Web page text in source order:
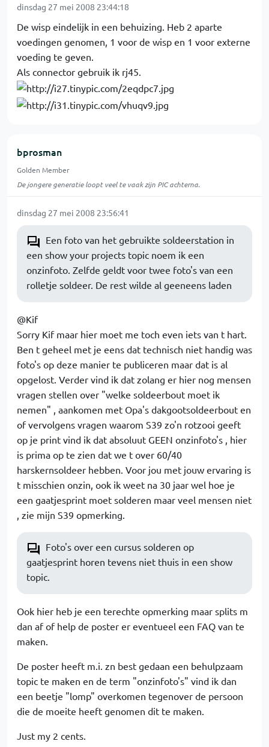
dinsdag 27 mei 2008 23:44:18
De wisp eindelijk in een behuizing. Heb 2 aparte
voedingen genomen, 1 voor de wisp en 1 voor externe
voeding te geven.
Als connector gebruik ik rj45.
bprosman
Golden Member
De jongere generatie loopt veel te vaak zijn PIC achterna.
dinsdag 27 mei 2008 23:56:41
Een foto van het gebruikte soldeerstation in
een show your projects topic noem ik een
onzinfoto. Zelfde geldt voor twee foto's van een
rolletje soldeer. De rest wilde al geeneens laden
@Kif
Sorry Kif maar hier moet me toch even iets van t hart.
Ben t geheel met je eens dat technisch niet handig was
foto's op deze manier te publiceren maar dat is al
opgelost. Verder vind ik dat zolang er hier nog mensen
vragen stellen over "welke soldeerbout moet ik
nemen" , aankomen met Opa's dakgootsoldeerbout en
of vervolgens vragen waarom S39 zo'n rotzooi geeft
op je print vind ik dat absoluut GEEN onzinfoto's , hier
is prima op te zien dat we t over 60/40
harskernsoldeer hebben. Voor jou met jouw ervaring is
t misschien onzin, ook ik weet na 30 jaar wel hoe je
een gaatjesprint moet solderen maar veel mensen niet
, zie mijn S39 opmerking.
Foto's over een cursus solderen op
gaatjesprint horen tevens niet thuis in een show
topic.
Ook hier heb je een terechte opmerking maar splits m
dan af of help de poster er eventueel een FAQ van te
maken.
De poster heeft m.i. zn best gedaan een behulpzaam
topic te maken en de term "onzinfoto's" vind ik dan
een beetje "lomp" overkomen tegenover de persoon
die de moeite heeft genomen dit te maken.
Just my 2 cents.